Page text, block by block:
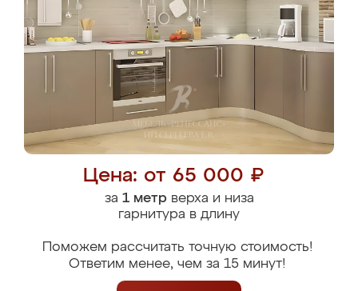
Цена: от 65 000 ₽
за 1 метрверха и низа
гарнитура в длину
Поможем рассчитать точную стоимость!
Ответим менее, чем за 15 минут!